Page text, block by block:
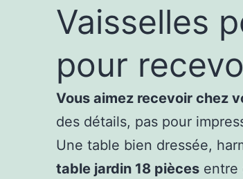
Vaisselles
pour
Vous aimez recevoir chez
des détails, pas pour
Une table bien dressée,
table jardin 18 piècesentre